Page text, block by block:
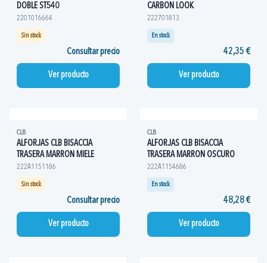
DOBLE ST540
2201016664
Sin stock
Consultar precio
Ver producto
CARBON LOOK
222701813
En stock
42,35 €
Ver producto
CLB
ALFORJAS CLB BISACCIA
TRASERA MARRON MIELE
222A1151186
Sin stock
Consultar precio
Ver producto
CLB
ALFORJAS CLB BISACCIA
TRASERA MARRON OSCURO
222A1154686
En stock
48,28 €
Ver producto